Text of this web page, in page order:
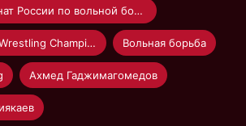
Чемпионат России по вольной борьбе 2021
Russian Freestyle Wrestling Championship 2021 Вольная борьба
Ахмед Гаджимагомедов